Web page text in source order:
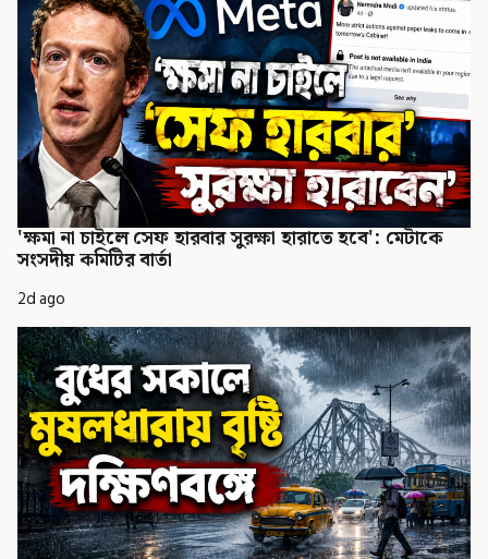
'ক্ষমা না চাইলে সেফ হারবার সুরক্ষা হারাতে হবে': মেটাকে
সংসদীয় কমিটির বার্তা
2d ago